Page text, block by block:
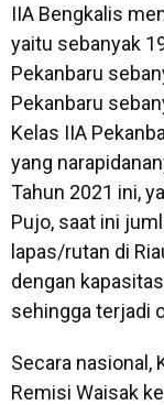
IIA Bengkalis
yaitu sebanyak
Pekanbaru
Pekanbaru
Kelas IIA
yang
Tahun 2021 ini,
Pujo, saat ini
lapas/rutan di
dengan
sehingga terjadi
Secara nasional,
Remisi Waisak